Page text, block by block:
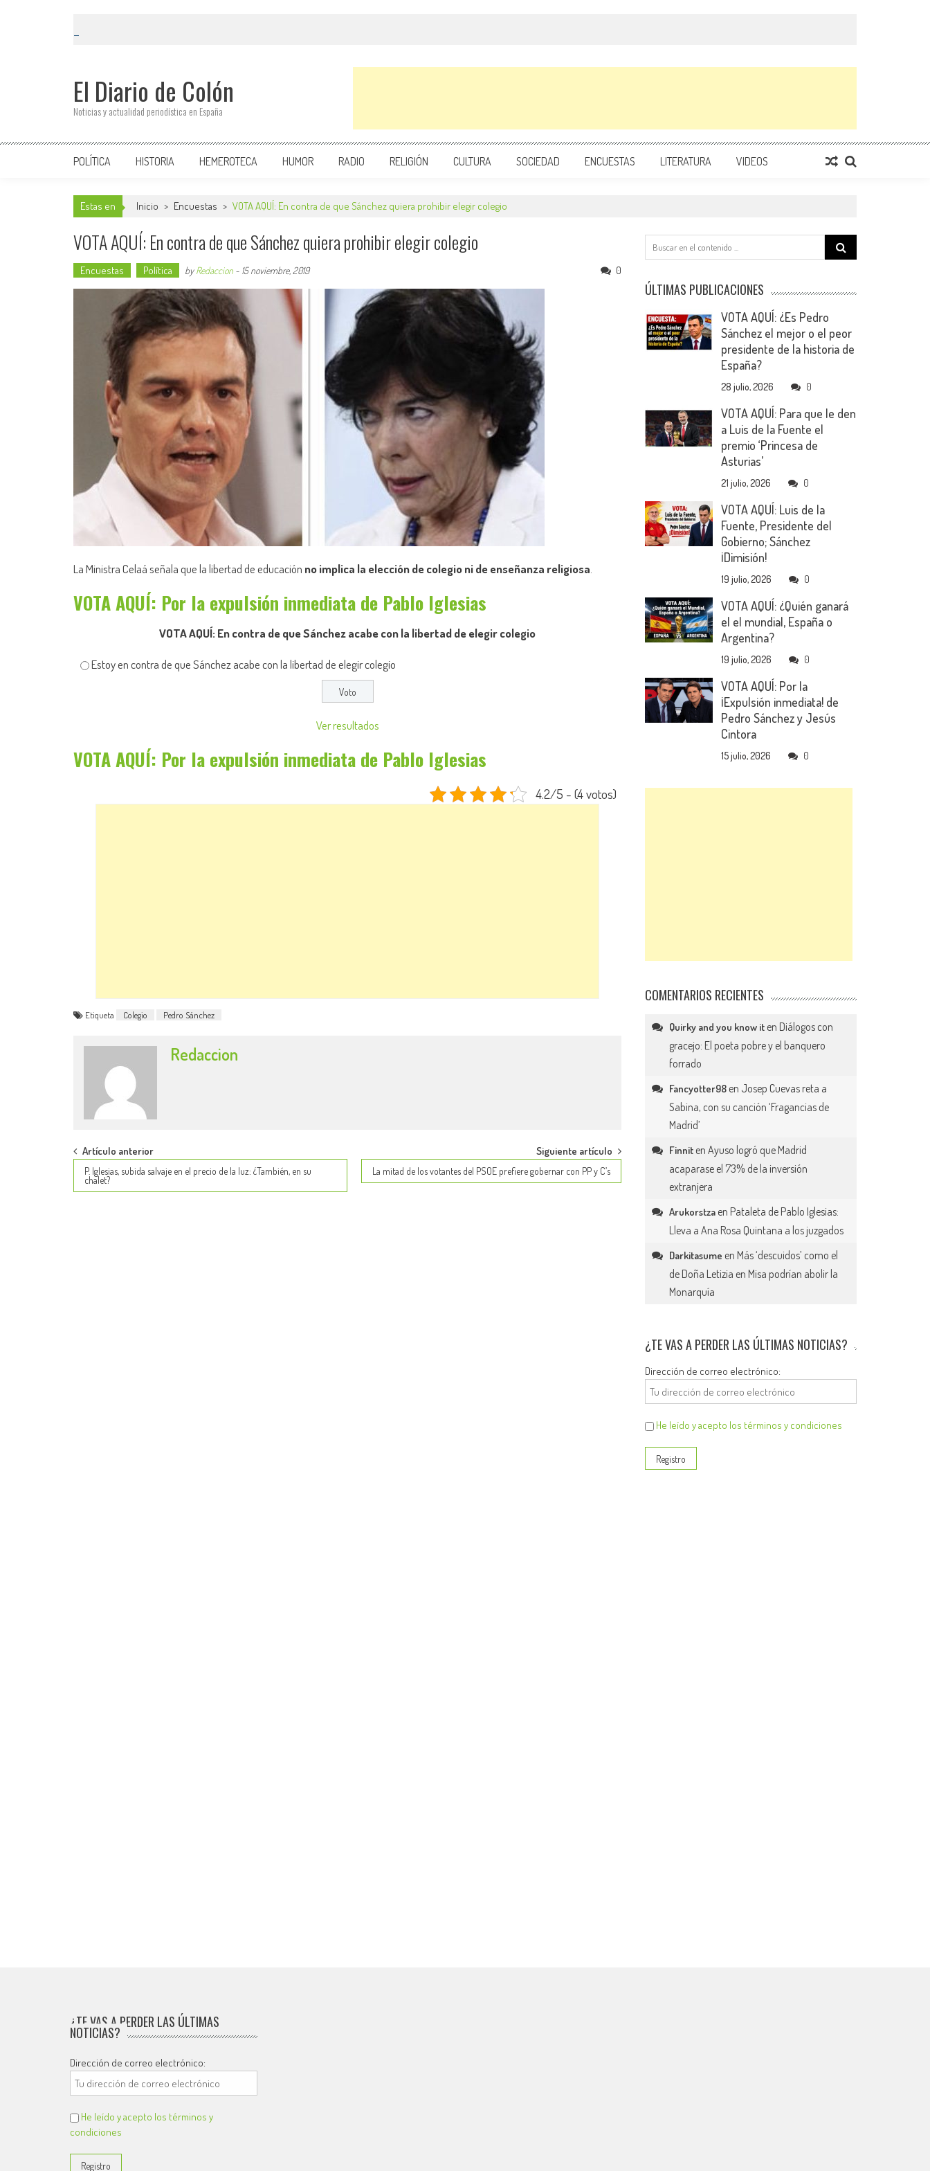
El Diario de Colón
Noticias y actualidad periodística en España
POLÍTICA HISTORIA HEMEROTECA HUMOR RADIO RELIGIÓN CULTURA SOCIEDAD ENCUESTAS LITERATURA VIDEOS
Estas en Inicio > Encuestas > VOTA AQUÍ: En contra de que Sánchez quiera prohibir elegir colegio
VOTA AQUÍ: En contra de que Sánchez quiera prohibir elegir colegio
Encuestas Política byRedaccion - 15 noviembre, 2019 0
La Ministra Celaá señala que la libertad de educación no implica la elección de colegio ni de enseñanza religiosa
VOTA AQUÍ: Por la expulsión inmediata de Pablo Iglesias
VOTA AQUÍ: En contra de que Sánchez acabe con la libertad de elegir colegio
Estoy en contra de que Sánchez acabe con la libertad de elegir colegio
Ver resultados
VOTA AQUÍ: Por la expulsión inmediata de Pablo Iglesias
4.2/5 - (4 votos)
Etiqueta Colegio Pedro Sánchez
Redaccion
Post
navigation
Artículo anterior
P. Iglesias, subida salvaje en el precio de la luz: ¿También, en su
chalet?
Siguiente artículo
La mitad de los votantes del PSOE prefiere gobernar con PP y C’s
Search
for:
ÚLTIMAS PUBLICACIONES
VOTA AQUÍ: ¿Es Pedro
Sánchez el mejor o el peor
presidente de la historia de
España?
28 julio, 2026 0
VOTA AQUÍ: Para que le den
a Luis de la Fuente el
premio ‘Princesa de
Asturias’
21 julio, 2026 0
VOTA AQUÍ: Luis de la
Fuente, Presidente del
Gobierno; Sánchez
¡Dimisión!
19 julio, 2026 0
VOTA AQUÍ: ¿Quién ganará
el el mundial, España o
Argentina?
19 julio, 2026 0
VOTA AQUÍ: Por la
¡Expulsión inmediata! de
Pedro Sánchez y Jesús
Cintora
15 julio, 2026 0
COMENTARIOS RECIENTES
Quirky and you know it en Diálogos con
gracejo: El poeta pobre y el banquero
forrado
Fancyotter98 en Josep Cuevas reta a
Sabina, con su canción ‘Fragancias de
Madrid’
Finnit enAyuso logró que Madrid
acaparase el 73% de la inversión
extranjera
Arukorstza en Pataleta de Pablo Iglesias:
Lleva a Ana Rosa Quintana a los juzgados
Darkitasume en Más ‘descuidos’ como el
de Doña Letizia en Misa podrían abolir la
Monarquía
¿TE VAS A PERDER LAS ÚLTIMAS NOTICIAS?
Dirección de correo electrónico:
He leído y acepto los términos y condiciones
¿TE VAS A PERDER LAS ÚLTIMAS
NOTICIAS?
Dirección de correo electrónico:
He leído y acepto los términos y
condiciones